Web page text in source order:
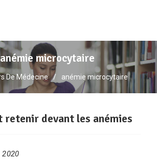
anémie microcytaire
De Médecine anémie microcytaire
devant les anémies
2020